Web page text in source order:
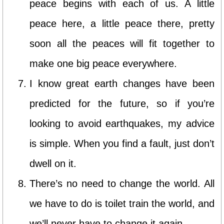
peace begins with each of us. A little
peace here, a little peace there, pretty
soon all the peaces will fit together to
make one big peace everywhere.
I know great earth changes have been
predicted for the future, so if you’re
looking to avoid earthquakes, my advice
is simple. When you find a fault, just don’t
dwell on it.
There’s no need to change the world. All
we have to do is toilet train the world, and